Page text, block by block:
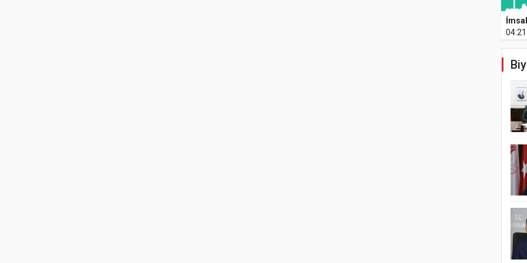
04:21